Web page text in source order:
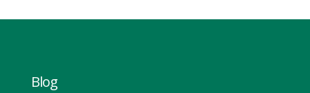
Blog